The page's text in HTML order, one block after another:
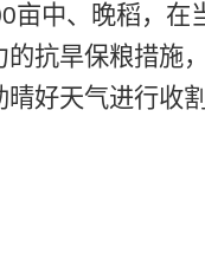
亩中、晚稻，在
抗旱保粮措施
好天气进行收